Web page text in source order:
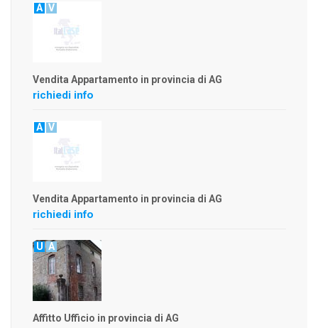
A V
Vendita Appartamento in provincia di AG
richiedi info
A V
Vendita Appartamento in provincia di AG
richiedi info
U A
Affitto Ufficio in provincia di AG